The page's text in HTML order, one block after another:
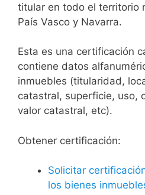
titular en todo el territorio
País Vasco y Navarra.
Esta es una certificación
contiene datos
inmuebles (titularidad,
catastral, superficie, uso,
valor catastral, etc).
Obtener certificación:
Solicitar
los bienes